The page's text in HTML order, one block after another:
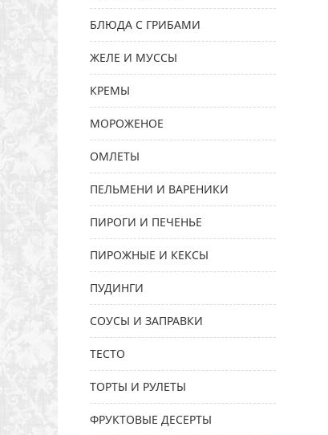
БЛЮДА С ГРИБАМИ
ЖЕЛЕ И МУССЫ
КРЕМЫ
МОРОЖЕНОЕ
ОМЛЕТЫ
ПЕЛЬМЕНИ И ВАРЕНИКИ
ПИРОГИ И ПЕЧЕНЬЕ
ПИРОЖНЫЕ И КЕКСЫ
ПУДИНГИ
СОУСЫ И ЗАПРАВКИ
ТЕСТО
ТОРТЫ И РУЛЕТЫ
ФРУКТОВЫЕ ДЕСЕРТЫ